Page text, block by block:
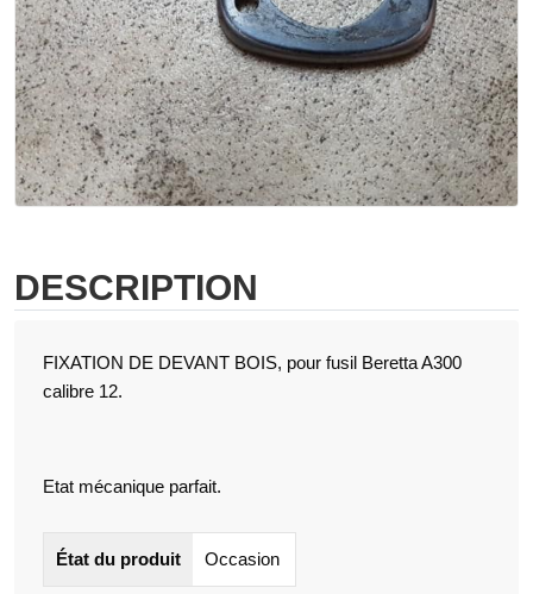
DESCRIPTION
FIXATION DE DEVANT BOIS, pour fusil Beretta A300
calibre 12.
Etat mécanique parfait.
État du produit Occasion